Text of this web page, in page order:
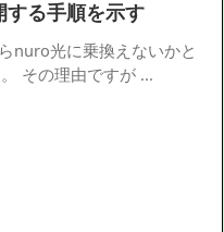
する手順を示す
nuro光に乗換えないかと
その理由ですが ...